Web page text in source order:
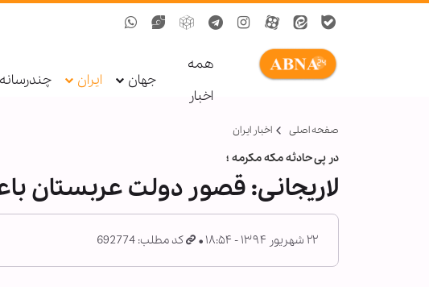
همه
اخبار
جهان ایران
صفحه اصلی اخبار ایران
در پی حادثه مکه مکرمه ؛
لاریجانی: قصور دولت عربستان
۲۲ شهریور ۱۳۹۴ - ۱۸:۵۴ کد مطلب: 692774